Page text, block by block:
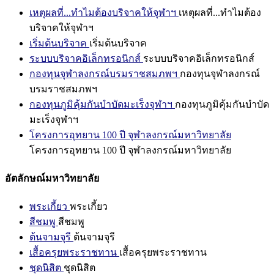
เหตุผลที่...ทำไมต้องบริจาคให้จุฬาฯ เหตุผลที่...ทำไมต้อง
บริจาคให้จุฬาฯ
เริ่มต้นบริจาค เริ่มต้นบริจาค
ระบบบริจาคอิเล็กทรอนิกส์ ระบบบริจาคอิเล็กทรอนิกส์
กองทุนจุฬาลงกรณ์บรมราชสมภพฯ กองทุนจุฬาลงกรณ์
บรมราชสมภพฯ
กองทุนภูมิคุ้มกันบำบัดมะเร็งจุฬาฯ กองทุนภูมิคุ้มกันบำบัด
มะเร็งจุฬาฯ
โครงการอุทยาน 100 ปี จุฬาลงกรณ์มหาวิทยาลัย
โครงการอุทยาน 100 ปี จุฬาลงกรณ์มหาวิทยาลัย
อัตลักษณ์มหาวิทยาลัย
พระเกี้ยว พระเกี้ยว
สีชมพู สีชมพู
ต้นจามจุรี ต้นจามจุรี
เสื้อครุยพระราชทาน เสื้อครุยพระราชทาน
ชุดนิสิต ชุดนิสิต